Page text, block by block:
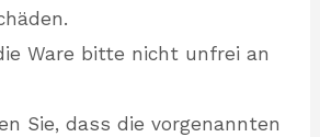
Ware bitte nicht unfrei an
Sie, dass die vorgenannten